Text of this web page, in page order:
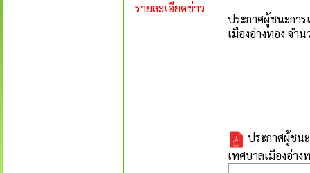
รายละเอียดข่าว
ประกาศผู้ชนะกา
เมืองอ่างทอง จำ
ประกาศผู้ชน
เทศบาลเมืองอ่าง